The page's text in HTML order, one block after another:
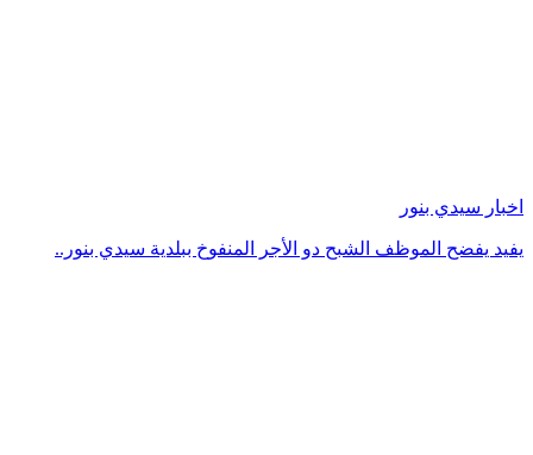
اخبار سيدي بنور
يفيد يفضح الموظف الشبح دو الأجر المنفوخ ببلدية سيدي بنور..